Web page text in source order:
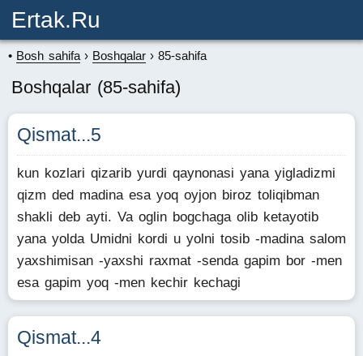
Ertak.ru
Bosh sahifa Boshqalar 85-sahifa
Boshqalar (85-sahifa)
Qismat...5
kun kozlari qizarib yurdi qaynonasi yana yigladizmi
qizm ded madina esa yoq oyjon biroz toliqibman
shakli deb ayti. Va oglin bogchaga olib ketayotib
yana yolda Umidni kordi u yolni tosib -madina salom
yaxshimisan -yaxshi raxmat -senda gapim bor -men
esa gapim yoq -men kechir kechagi
Qismat...4